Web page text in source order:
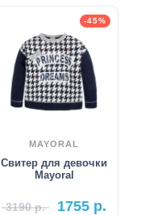
-45%
MAYORAL
Свитер для девочки
Mayoral
3190р. 1755 р.